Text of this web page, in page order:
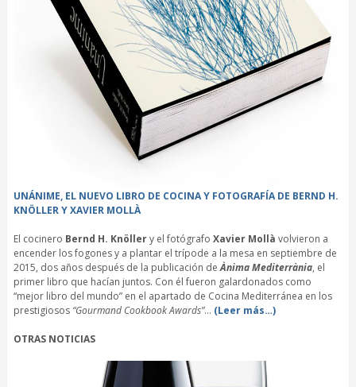
UNÁNIME, EL NUEVO LIBRO DE COCINA Y FOTOGRAFÍA DE BERND H.
KNÖLLER Y XAVIER MOLLÀ
El cocinero Bernd H. Knöllery el fotógrafo Xavier Mollà volvieron a
encender los fogones y a plantar el trípode a la mesa en septiembre de
2015, dos años después de la publicación deÀnima Mediterrània, el
primer libro que hacían juntos. Con él fueron galardonados como
“mejor libro del mundo” en el apartado de Cocina Mediterránea en los
prestigiosos “Gourmand Cookbook Awards”… (Leer más…)
OTRAS NOTICIAS